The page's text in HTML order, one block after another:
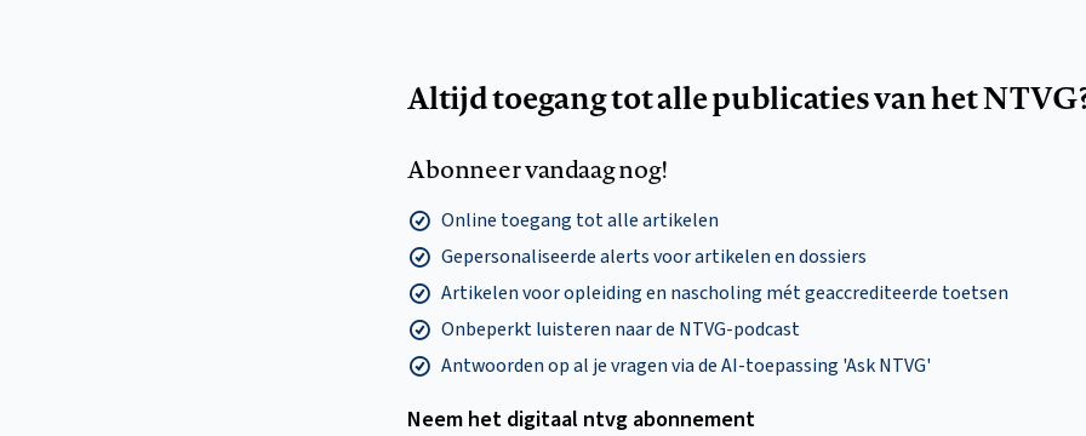
Altijd toegang tot alle publicaties van het
Abonneer vandaag nog!
Online toegang tot alle artikelen
Gepersonaliseerde alerts voor artikelen en dossiers
Artikelen voor opleiding en nascholing mét geaccrediteerde toetsen
Onbeperkt luisteren naar de NTVG-podcast
Antwoorden op al je vragen via de AI-toepassing 'Ask NTVG'
Neem het digitaal ntvg abonnement